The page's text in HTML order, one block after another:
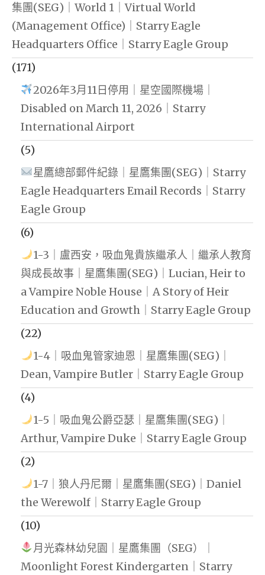
集團(SEG)｜World 1｜Virtual World
(Management Office)｜Starry Eagle
Headquarters Office｜Starry Eagle Group
(171)
2026年3月11日停用｜星空國際機場｜
Disabled on March 11, 2026｜Starry
International Airport
(5)
星鷹總部郵件紀錄｜星鷹集團(SEG)｜Starry
Eagle Headquarters Email Records｜Starry
Eagle Group
(6)
1-3｜盧西安，吸血鬼貴族繼承人｜繼承人教育
與成長故事｜星鷹集團(SEG)｜Lucian, Heir to
a Vampire Noble House｜A Story of Heir
Education and Growth｜Starry Eagle Group
(22)
1-4｜吸血鬼管家迪恩｜星鷹集團(SEG)｜
Dean, Vampire Butler｜Starry Eagle Group
(4)
1-5｜吸血鬼公爵亞瑟｜星鷹集團(SEG)｜
Arthur, Vampire Duke｜Starry Eagle Group
(2)
1-7｜狼人丹尼爾｜星鷹集團(SEG)｜Daniel
the Werewolf｜Starry Eagle Group
(10)
月光森林幼兒園｜星鷹集團（SEG）｜
Moonlight Forest Kindergarten｜Starry